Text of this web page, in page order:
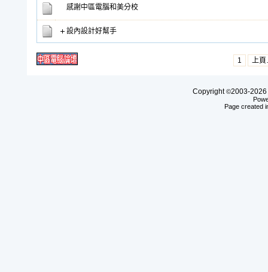
感謝中區電腦和美分校
設內設計好幫手
1 上
Copyright©2003-2026
Page created